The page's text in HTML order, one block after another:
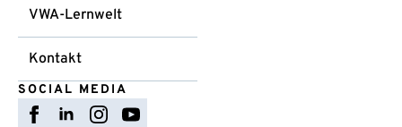
VWA-Lernwelt
Kontakt
SOCIAL MEDIA